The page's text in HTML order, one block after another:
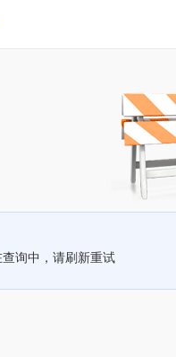
查询中，请刷新重试